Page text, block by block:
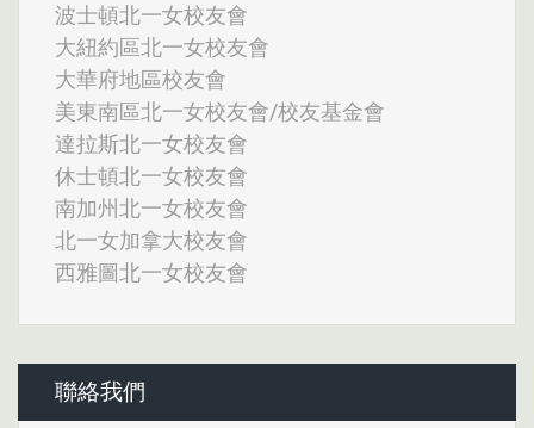
波士頓北一女校友會
大紐約區北一女校友會
大華府地區校友會
美東南區北一女校友會/校友基金會
達拉斯北一女校友會
休士頓北一女校友會
南加州北一女校友會
北一女加拿大校友會
西雅圖北一女校友會
聯絡我們